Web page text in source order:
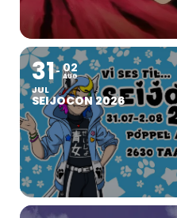
31
JUL
02
AUG
SEIJOCON 2026